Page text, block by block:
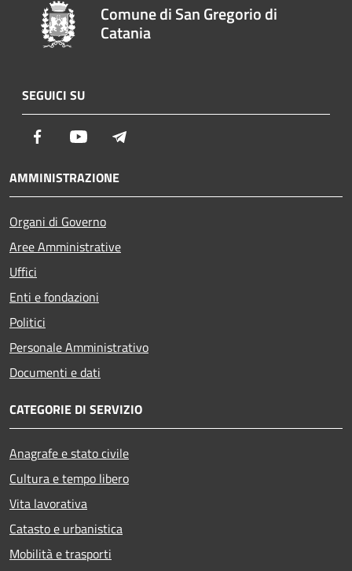
Comune di San Gregorio di
Catania
SEGUICI SU
Facebook Youtube
AMMINISTRAZIONE
Organi di Governo
Aree Amministrative
Uffici
Enti e fondazioni
Politici
Personale Amministrativo
Documenti e dati
CATEGORIE DI SERVIZIO
Anagrafe e stato civile
Cultura e tempo libero
Vita lavorativa
Catasto e urbanistica
Mobilità e trasporti